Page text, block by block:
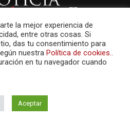
la mejor experiencia de
entre otras cosas. Si
das tu consentimiento para
nuestra Política de cookies..
en tu navegador cuando
Aceptar